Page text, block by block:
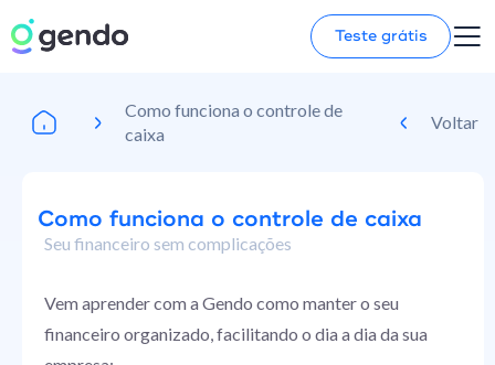
Teste grátis
Como funciona o controle de
caixa
Voltar
Como funciona o controle de caixa
Seu financeiro sem complicações
Vem aprender com a Gendo como manter o seu
financeiro organizado, facilitando o dia a dia da sua